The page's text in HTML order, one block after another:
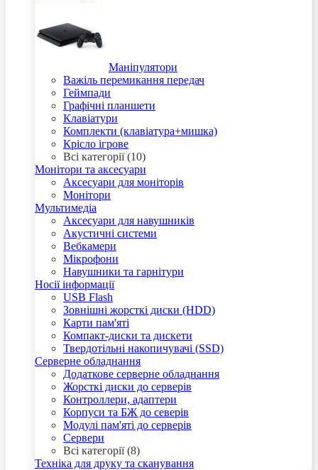
Маніпулятори
Важіль перемикання передач
Геймпади
Графічні планшети
Клавіатури
Комплекти (клавіатура+мишка)
Крісло ігрове
Всі категорії (10)
Монітори та аксесуари
Аксесуари для моніторів
Монітори
Мультимедіа
Аксесуари для навушників
Акустичні системи
Вебкамери
Мікрофони
Навушники та гарнітури
Носії інформації
USB Flash
Зовнішні жорсткі диски (HDD)
Карти пам'яті
Компакт-диски та дискети
Твердотільні накопичувачі (SSD)
Серверне обладнання
Додаткове серверне обладнання
Жорсткі диски до серверів
Контроллери, адаптери
Корпуси та БЖ до северів
Модулі пам'яті до серверів
Сервери
Всі категорії (8)
Техніка для друку та сканування